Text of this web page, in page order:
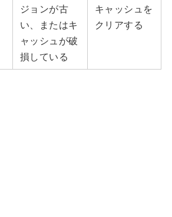
ジョンが古
い、またはキ
ャッシュが破
損している
キャッシュを
クリアする